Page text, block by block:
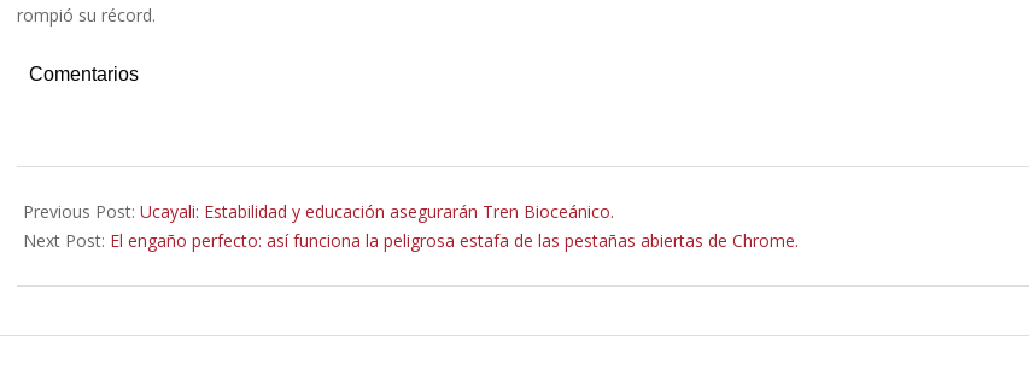
rompió su récord.
Comentarios
09-
26
Previous Post: Ucayali: Estabilidad y educación asegurarán Tren Bioceánico.
Next Post: El engaño perfecto: así funciona la peligrosa estafa de las pestañas abiertas de Chrome.